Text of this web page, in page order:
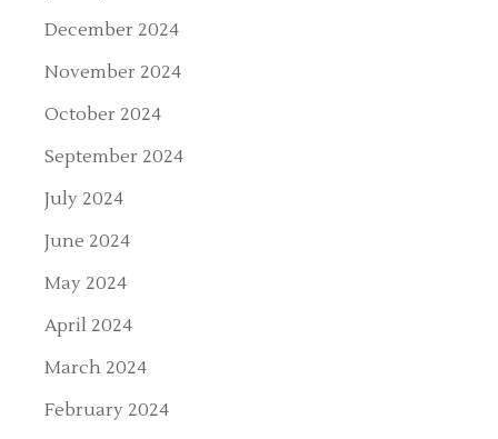
December 2024
November 2024
October 2024
September 2024
July 2024
June 2024
May 2024
April 2024
March 2024
February 2024